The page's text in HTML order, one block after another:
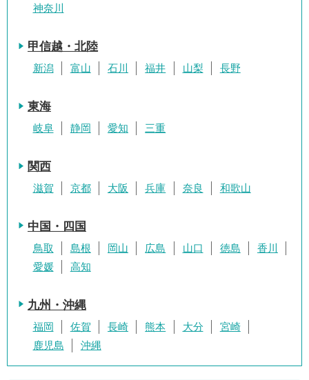
神奈川
甲信越・北陸
新潟 富山 石川 福井 山梨 長野
東海
岐阜 静岡 愛知 三重
関西
滋賀 京都 大阪 兵庫 奈良 和歌山
中国・四国
鳥取 島根 岡山 広島 山口 徳島
香川
愛媛
高知
九州・沖縄
福岡 佐賀 長崎 熊本 大分
宮崎
鹿児島
沖縄